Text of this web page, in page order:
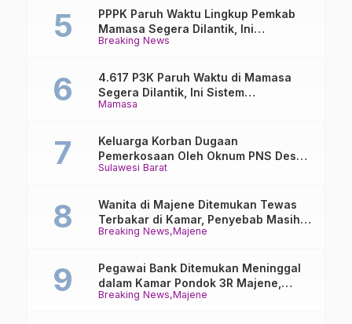
Breaking News
PPPK Paruh Waktu Lingkup Pemkab
Mamasa Segera Dilantik, Ini
Jadwalnya!
Mamasa
4.617 P3K Paruh Waktu di Mamasa
Segera Dilantik, Ini Sistem
Penggajiannya!
Sulawesi Barat
Keluarga Korban Dugaan
Pemerkosaan Oleh Oknum PNS Desak
Transparansi Kejari Mamasa
Breaking News Majene
Wanita di Majene Ditemukan Tewas
Terbakar di Kamar, Penyebab Masih
Misterius
Breaking News Majene
Pegawai Bank Ditemukan Meninggal
dalam Kamar Pondok 3R Majene,
Polisi Lakukan Penyelidikan